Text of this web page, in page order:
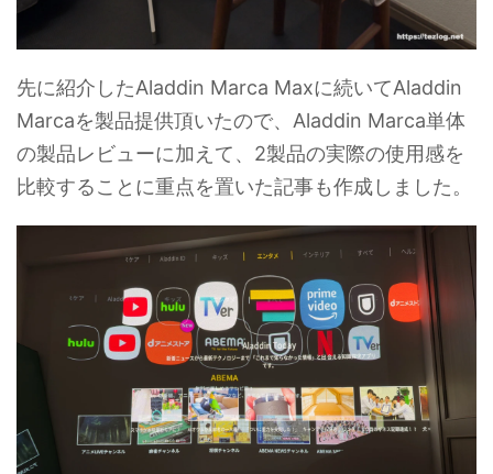
先に紹介したAladdin Marca Maxに続いてAladdin
Marcaを製品提供頂いたので、Aladdin Marca単体
の製品レビューに加えて、2製品の実際の使用感を
比較することに重点を置いた記事も作成しました。